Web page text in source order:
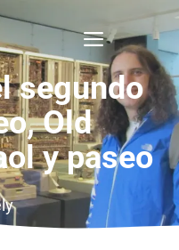
Menú
segundo
Old
y paseo